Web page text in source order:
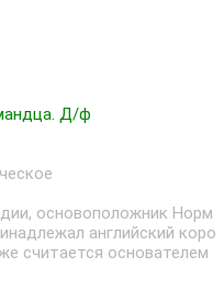
Д/ф
основоположник Норм
английский коро
считается основателем